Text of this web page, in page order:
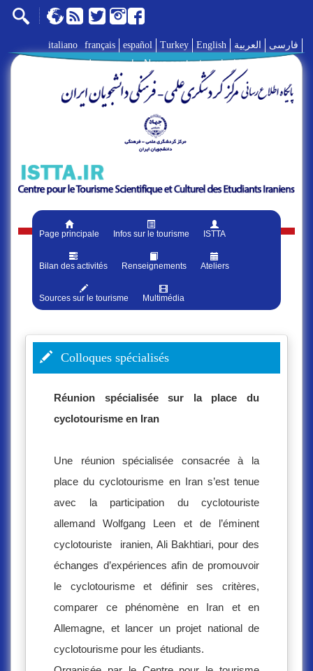
فارسی العربية English
Turkey
español
français
italiano
A propos de nous | Nous contacter | Liens
Page principale Infos sur le tourisme ISTTA
Bilan des activités Renseignements Ateliers
Sources sur le tourisme Multimédia
Colloques spécialisés
Réunion spécialisée sur la place du
cyclotourisme en Iran
Une réunion spécialisée consacrée à la
place du cyclotourisme en Iran s’est tenue
avec la participation du cyclotouriste
allemand Wolfgang Leen et de l’éminent
cyclotouriste iranien, Ali Bakhtiari, pour des
échanges d’expériences afin de promouvoir
le cyclotourisme et définir ses critères,
comparer ce phénomène en Iran et en
Allemagne, et lancer un projet national de
cyclotourisme pour les étudiants.